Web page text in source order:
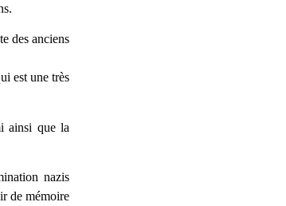
des anciens
est une très
ainsi que la
nazis
de mémoire